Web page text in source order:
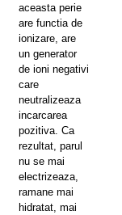
aceasta perie
are functia de
ionizare, are
un generator
de ioni negativi
care
neutralizeaza
incarcarea
pozitiva. Ca
rezultat, parul
nu se mai
electrizeaza,
ramane mai
hidratat, mai